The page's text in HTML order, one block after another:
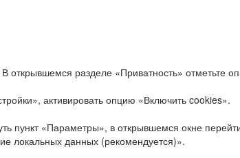
разделе «Приватность» отметьте
активировать опцию «Включить cookies».
пункт «Параметры», в открывшемся окне
локальных данных (рекомендуется)».